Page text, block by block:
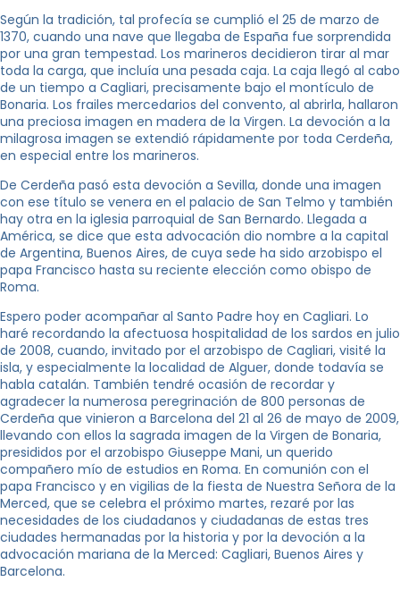
Según la tradición, tal profecía se cumplió el 25 de marzo de
1370, cuando una nave que llegaba de España fue sorprendida
por una gran tempestad. Los marineros decidieron tirar al mar
toda la carga, que incluía una pesada caja. La caja llegó al cabo
de un tiempo a Cagliari, precisamente bajo el montículo de
Bonaria. Los frailes mercedarios del convento, al abrirla, hallaron
una preciosa imagen en madera de la Virgen. La devoción a la
milagrosa imagen se extendió rápidamente por toda Cerdeña,
en especial entre los marineros.
De Cerdeña pasó esta devoción a Sevilla, donde una imagen
con ese título se venera en el palacio de San Telmo y también
hay otra en la iglesia parroquial de San Bernardo. Llegada a
América, se dice que esta advocación dio nombre a la capital
de Argentina, Buenos Aires, de cuya sede ha sido arzobispo el
papa Francisco hasta su reciente elección como obispo de
Roma.
Espero poder acompañar al Santo Padre hoy en Cagliari. Lo
haré recordando la afectuosa hospitalidad de los sardos en julio
de 2008, cuando, invitado por el arzobispo de Cagliari, visité la
isla, y especialmente la localidad de Alguer, donde todavía se
habla catalán. También tendré ocasión de recordar y
agradecer la numerosa peregrinación de 800 personas de
Cerdeña que vinieron a Barcelona del 21 al 26 de mayo de 2009,
llevando con ellos la sagrada imagen de la Virgen de Bonaria,
presididos por el arzobispo Giuseppe Mani, un querido
compañero mío de estudios en Roma. En comunión con el
papa Francisco y en vigilias de la fiesta de Nuestra Señora de la
Merced, que se celebra el próximo martes, rezaré por las
necesidades de los ciudadanos y ciudadanas de estas tres
ciudades hermanadas por la historia y por la devoción a la
advocación mariana de la Merced: Cagliari, Buenos Aires y
Barcelona.